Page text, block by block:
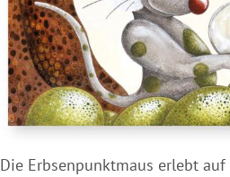
Die Erbsenpunktmaus erlebt